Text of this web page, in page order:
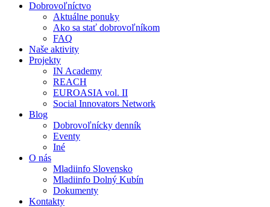
Dobrovoľníctvo
Aktuálne ponuky
Ako sa stať dobrovoľníkom
FAQ
Naše aktivity
Projekty
IN Academy
REACH
EUROASIA vol. II
Social Innovators Network
Blog
Dobrovoľnícky denník
Eventy
Iné
O nás
Mladiinfo Slovensko
Mladiinfo Dolný Kubín
Dokumenty
Kontakty